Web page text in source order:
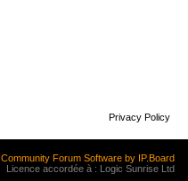
Privacy Policy
Community Forum Software by IP.Board
Licence accordée à : Logic Sunrise Ltd